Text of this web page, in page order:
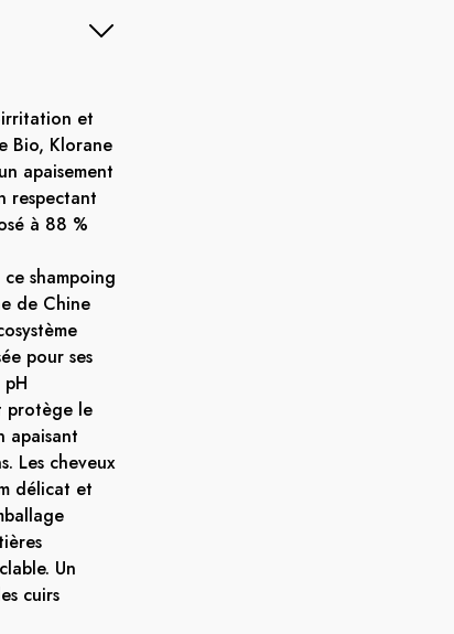
irritation et
Bio, Klorane
apaisement
respectant
à 88 %
shampoing
de Chine
pour ses
protège le
apaisant
Les cheveux
délicat et
Un
cuirs